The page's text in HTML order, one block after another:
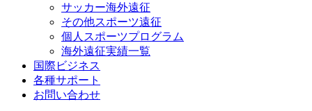
サッカー海外遠征
その他スポーツ遠征
個人スポーツプログラム
海外遠征実績一覧
国際ビジネス
各種サポート
お問い合わせ